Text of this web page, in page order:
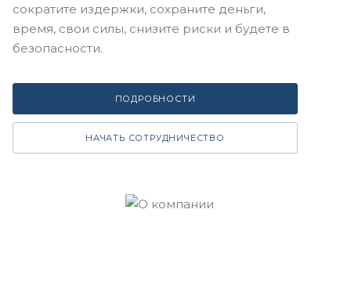
сократите издержки, сохраните деньги,
время, свои силы, снизите риски и будете в
безопасности.
ПОДРОБНОСТИ
НАЧАТЬ СОТРУДНИЧЕСТВО